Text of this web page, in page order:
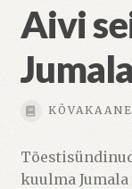
Aivi
kuulma Jumala